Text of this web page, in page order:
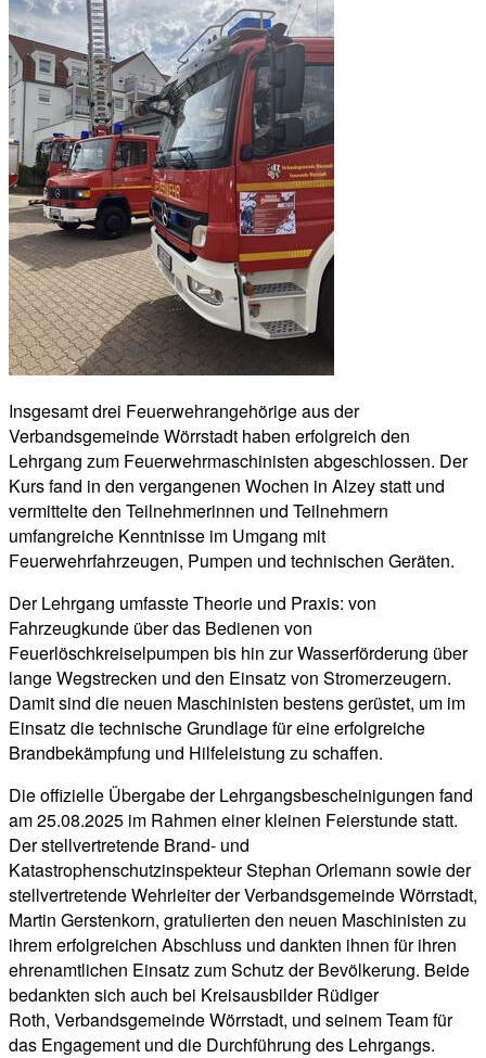
Insgesamt drei Feuerwehrangehörige aus der
Verbandsgemeinde Wörrstadt haben erfolgreich den
Lehrgang zum Feuerwehrmaschinisten abgeschlossen. Der
Kurs fand in den vergangenen Wochen in Alzey statt und
vermittelte den Teilnehmerinnen und Teilnehmern
umfangreiche Kenntnisse im Umgang mit
Feuerwehrfahrzeugen, Pumpen und technischen Geräten.
Der Lehrgang umfasste Theorie und Praxis: von
Fahrzeugkunde über das Bedienen von
Feuerlöschkreiselpumpen bis hin zur Wasserförderung über
lange Wegstrecken und den Einsatz von Stromerzeugern.
Damit sind die neuen Maschinisten bestens gerüstet, um im
Einsatz die technische Grundlage für eine erfolgreiche
Brandbekämpfung und Hilfeleistung zu schaffen.
Die offizielle Übergabe der Lehrgangsbescheinigungen fand
am 25.08.2025 im Rahmen einer kleinen Feierstunde statt.
Der stellvertretende Brand- und
Katastrophenschutzinspekteur Stephan Orlemann sowie der
stellvertretende Wehrleiter der Verbandsgemeinde Wörrstadt,
Martin Gerstenkorn, gratulierten den neuen Maschinisten zu
ihrem erfolgreichen Abschluss und dankten ihnen für ihren
ehrenamtlichen Einsatz zum Schutz der Bevölkerung. Beide
bedankten sich auch bei Kreisausbilder Rüdiger
Roth, Verbandsgemeinde Wörrstadt, und seinem Team für
das Engagement und die Durchführung des Lehrgangs.